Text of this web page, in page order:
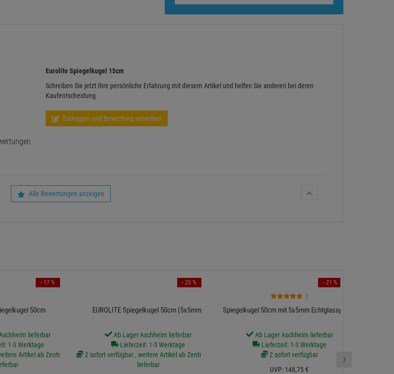
Eurolite Spiegelkugel 15cm
Schreiben Sie jetzt Ihre persönliche Erfahrung mit diesem Artikel und helfen Sie anderen bei deren
Kaufentscheidung
Einloggen und Bewertung schreiben
Alle Bewertungen anzeigen
50cm
lieferbar
1-3 Werktage
Artikel ab Zentrallager
- 17 %
EUROLITE Spiegelkugel 50cm (5x5mm)
Ab Lager Aschheim lieferbar
Lieferzeit: 1-3 Werktage
2 sofort verfügbar , weitere Artikel ab Zentrallager
lieferbar
- 25 %
1
Spiegelkugel 50cm mit 5x5mm Echtglasspiegel
Ab Lager Aschheim lieferbar
Lieferzeit: 1-3 Werktage
2 sofort verfügbar
UVP: 148,75€
- 21 %
›